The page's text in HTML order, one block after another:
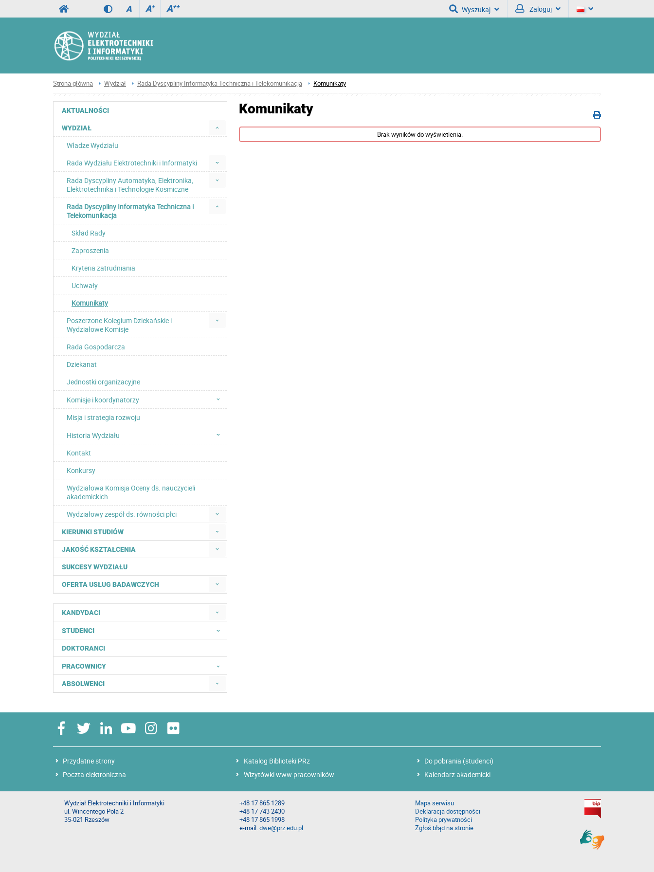
A A+ A++ Wyszukaj Zaloguj
Strona główna Wydział Rada Dyscypliny Informatyka Techniczna i Telekomunikacja Komunikaty
AKTUALNOŚCI
WYDZIAŁ
Władze Wydziału
Rada Wydziału Elektrotechniki i Informatyki
Rada Dyscypliny Automatyka, Elektronika,
Elektrotechnika i Technologie Kosmiczne
Rada Dyscypliny Informatyka Techniczna i
Telekomunikacja
Skład Rady
Zaproszenia
Kryteria zatrudniania
Uchwały
Komunikaty
Poszerzone Kolegium Dziekańskie i
Wydziałowe Komisje
Rada Gospodarcza
Dziekanat
Jednostki organizacyjne
Komisje i koordynatorzy
Misja i strategia rozwoju
Historia Wydziału
Kontakt
Konkursy
Wydziałowa Komisja Oceny ds. nauczycieli
akademickich
Wydziałowy zespół ds. równości płci
KIERUNKI STUDIÓW
JAKOŚĆ KSZTAŁCENIA
SUKCESY WYDZIAŁU
OFERTA USŁUG BADAWCZYCH
KANDYDACI
STUDENCI
DOKTORANCI
PRACOWNICY
ABSOLWENCI
Komunikaty
Brak wyników do wyświetlenia.
Przydatne strony
Poczta elektroniczna
Katalog Biblioteki PRz
Wizytówki www pracowników
Do pobrania (studenci)
Kalendarz akademicki
Wydział Elektrotechniki i Informatyki
ul. Wincentego Pola 2
35-021 Rzeszów
+48 17 865 1289
+48 17 743 2430
+48 17 865 1998
e-mail:dwe@prz.edu.pl
Mapa serwisu
Deklaracja dostępności
Polityka prywatności
Zgłoś błąd na stronie